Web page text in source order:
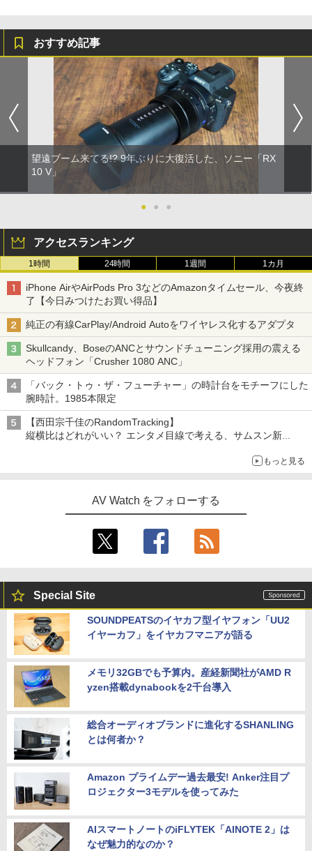
おすすめ記事
望遠ブーム来てる!? 9年ぶりに大復活した、ソニー「RX
10 V」
● ● ●
アクセスランキング
1時間 24時間 1週間 1カ月
iPhone AirやAirPods Pro 3などのAmazonタイムセール、今夜終
了【今日みつけたお買い得品】
純正の有線CarPlay/Android Autoをワイヤレス化するアダプタ
Skullcandy、BoseのANCとサウンドチューニング採用の震える
ヘッドフォン「Crusher 1080 ANC」
「バック・トゥ・ザ・フューチャー」の時計台をモチーフにした
腕時計。1985本限定
【西田宗千佳のRandomTracking】
縦横比はどれがいい？ エンタメ目線で考える、サムスン新
もっと見る
AV Watch をフォローする
Special Site
SOUNDPEATSのイヤカフ型イヤフォン「UU2
イヤーカフ」をイヤカフマニアが語る
メモリ32GBでも予算内。産経新聞社がAMD R
yzen搭載dynabookを2千台導入
総合オーディオブランドに進化するSHANLING
とは何者か？
Amazon プライムデー過去最安! Anker注目プ
ロジェクター3モデルを使ってみた
AIスマートノートのiFLYTEK「AINOTE 2」は
なぜ魅力的なのか？